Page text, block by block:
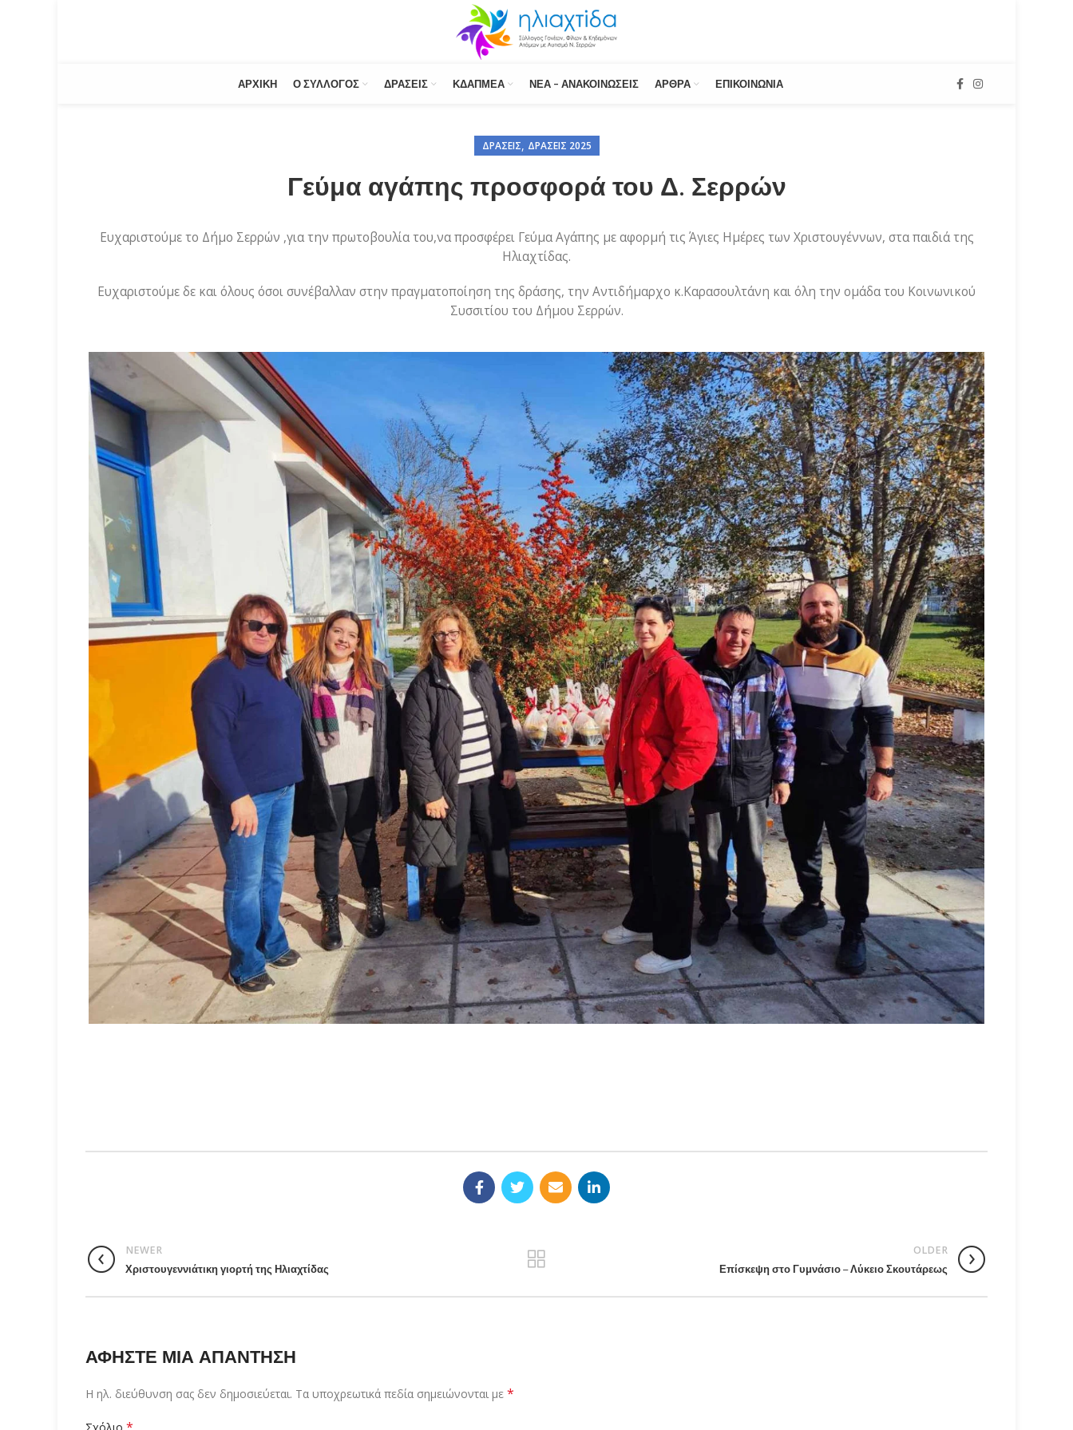
ΑΡΧΙΚΉ Ο ΣΎΛΛΟΓΟΣ ΔΡΆΣΕΙΣ ΚΔΑΠΜΕΑ ΝΈΑ – ΑΝΑΚΟΙΝΏΣΕΙΣ ΆΡΘΡΑ ΕΠΙΚΟΙΝΩΝΊΑ
ΔΡΆΣΕΙΣ, ΔΡΆΣΕΙΣ 2025
Γεύμα αγάπης προσφορά του Δ. Σερρών
Ευχαριστούμε το Δήμο Σερρών ,για την πρωτοβουλία του,να προσφέρει Γεύμα Αγάπης με αφορμή τις Άγιες Ημέρες των Χριστουγέννων, στα παιδιά της
Ηλιαχτίδας.
Ευχαριστούμε δε και όλους όσοι συνέβαλλαν στην πραγματοποίηση της δράσης, την Αντιδήμαρχο κ.Καρασουλτάνη και όλη την ομάδα του Κοινωνικού
Συσσιτίου του Δήμου Σερρών.
NEWER
Χριστουγεννιάτικη γιορτή της Ηλιαχτίδας
OLDER
Επίσκεψη στο Γυμνάσιο – Λύκειο Σκουτάρεως
ΑΦΉΣΤΕ ΜΙΑ ΑΠΆΝΤΗΣΗ
Η ηλ. διεύθυνση σας δεν δημοσιεύεται. Τα υποχρεωτικά πεδία σημειώνονται με *